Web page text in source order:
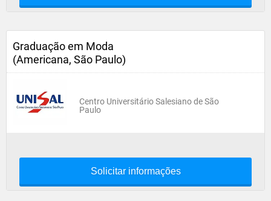
Graduação em Moda
(Americana, São Paulo)
Centro Universitário Salesiano de São
Paulo
Solicitar informações